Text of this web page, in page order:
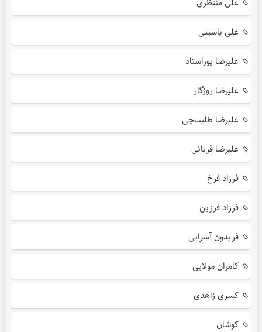
علی یاسینی
علیرضا پوراستاد
علیرضا روزگار
علیرضا طلیسچی
علیرضا قربانی
فرزاد فرخ
فرزاد فرزین
فریدون آسرایی
کامران مولایی
کسری زاهدی
کوشان